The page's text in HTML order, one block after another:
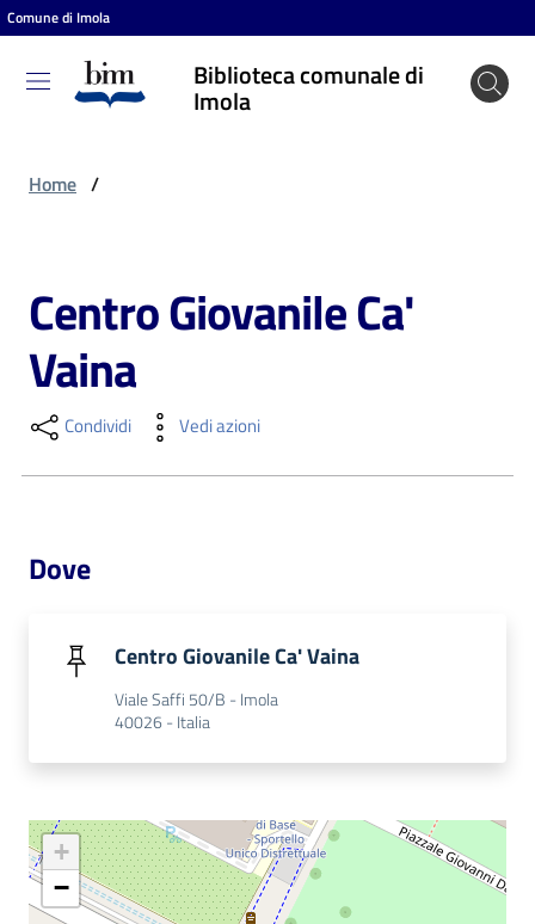
Vai al contenuto
Vai alla navigazione
Vai al footer
Comune di Imola
Biblioteca comunale di
Imola
Biblioteca
comunale
Cosa
puoi
fare
contenuti
Risorse
Casa
Piani
Home /
Salta al contenuto
Centro Giovanile Ca'
Vaina
Condividi Vedi azioni
Dove
Centro Giovanile Ca' Vaina
Viale Saffi 50/B - Imola
40026 - Italia
+
−